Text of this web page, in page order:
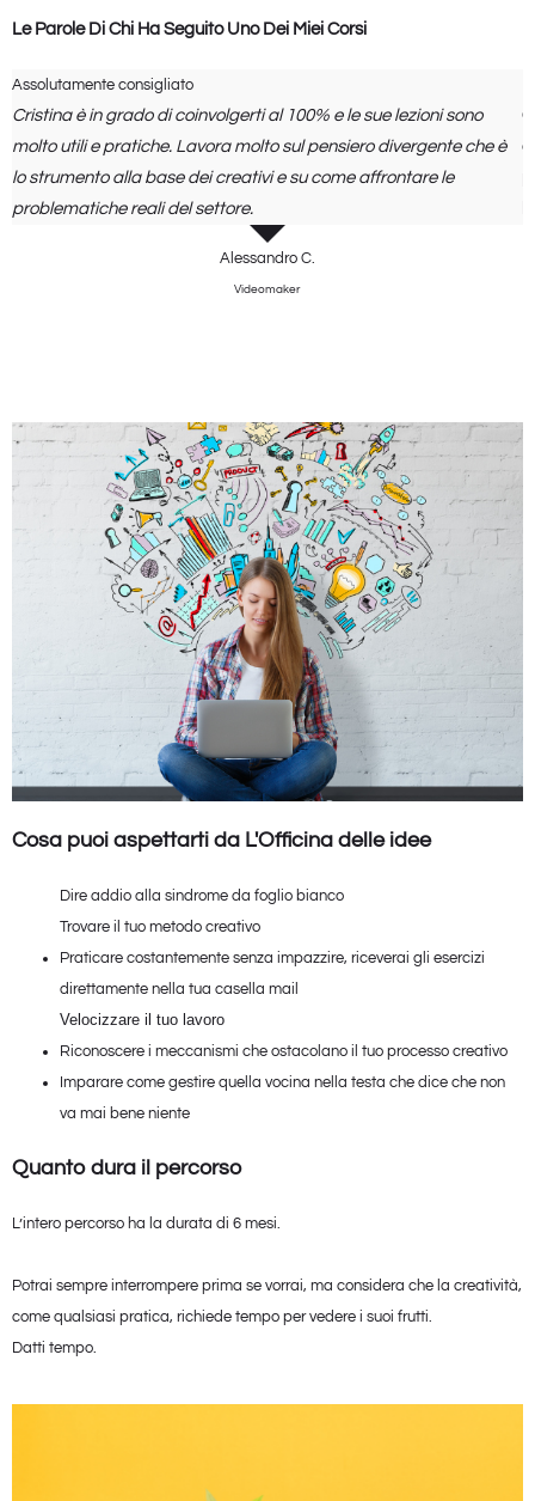
Le Parole Di Chi Ha Seguito Uno Dei Miei Corsi
Alessandro C.
Videomaker
Assolutamente consigliato
Cristina è in grado di coinvolgerti al 100% e le sue lezioni sono
molto utili e pratiche. Lavora molto sul pensiero divergente che è
lo strumento alla base dei creativi e su come affrontare le
problematiche reali del settore.
Cosa puoi aspettarti da L'Officina delle idee
Dire addio alla sindrome da foglio bianco
Trovare il tuo metodo creativo
Praticare costantemente senza impazzire, riceverai gli esercizi
direttamente nella tua casella mail
Velocizzare il tuo lavoro
Riconoscere i meccanismi che ostacolano il tuo processo creativo
Imparare come gestire quella vocina nella testa che dice che non
va mai bene niente
Quanto dura il percorso
L’intero percorso ha la durata di 6 mesi.
Potrai sempre interrompere prima se vorrai, ma considera che la creatività,
come qualsiasi pratica, richiede tempo per vedere i suoi frutti.
Datti tempo.